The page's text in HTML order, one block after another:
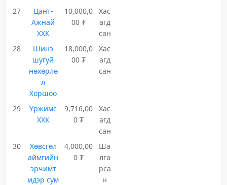
27
Цант-
Ажнай
ХХК
10,000,0
00 ₮
Хас
агд
сан
28
Шинэ
шугуй
нөхөрлө
л
Хоршоо
18,000,0
00 ₮
Хас
агд
сан
29
Үржимс
ХХК
9,716,00
0 ₮
Хас
агд
сан
30
Хөвсгөл
аймгийн
эрчимт
идэр сум
4,000,00
0 ₮
Ша
лга
рса
н